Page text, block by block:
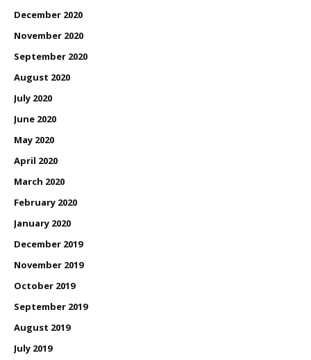
December 2020
November 2020
September 2020
August 2020
July 2020
June 2020
May 2020
April 2020
March 2020
February 2020
January 2020
December 2019
November 2019
October 2019
September 2019
August 2019
July 2019